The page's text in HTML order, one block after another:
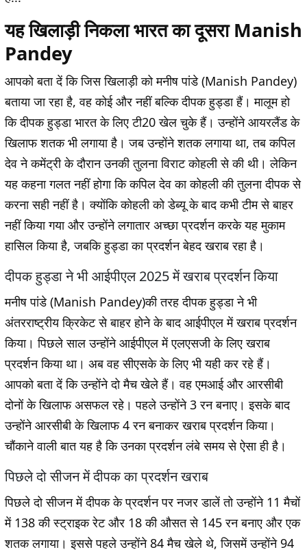
यह खिलाड़ी निकला भारत का दूसरा Manish
Pandey
आपको बता दें कि जिस खिलाड़ी को मनीष पांडे (Manish Pandey)
बताया जा रहा है, वह कोई और नहीं बल्कि दीपक हुड्डा हैं। मालूम हो
कि दीपक हुड्डा भारत के लिए टी20 खेल चुके हैं। उन्होंने आयरलैंड के
खिलाफ शतक भी लगाया है। जब उन्होंने शतक लगाया था, तब कपिल
देव ने कमेंट्री के दौरान उनकी तुलना विराट कोहली से की थी। लेकिन
यह कहना गलत नहीं होगा कि कपिल देव का कोहली की तुलना दीपक से
करना सही नहीं है। क्योंकि कोहली को डेब्यू के बाद कभी टीम से बाहर
नहीं किया गया और उन्होंने लगातार अच्छा प्रदर्शन करके यह मुकाम
हासिल किया है, जबकि हुड्डा का प्रदर्शन बेहद खराब रहा है।
दीपक हुड्डा ने भी आईपीएल 2025 में खराब प्रदर्शन किया
मनीष पांडे (Manish Pandey)की तरह दीपक हुड्डा ने भी
अंतरराष्ट्रीय क्रिकेट से बाहर होने के बाद आईपीएल में खराब प्रदर्शन
किया। पिछले साल उन्होंने आईपीएल में एलएसजी के लिए खराब
प्रदर्शन किया था। अब वह सीएसके के लिए भी यही कर रहे हैं।
आपको बता दें कि उन्होंने दो मैच खेले हैं। वह एमआई और आरसीबी
दोनों के खिलाफ असफल रहे। पहले उन्होंने 3 रन बनाए। इसके बाद
उन्होंने आरसीबी के खिलाफ 4 रन बनाकर खराब प्रदर्शन किया।
चौंकाने वाली बात यह है कि उनका प्रदर्शन लंबे समय से ऐसा ही है।
पिछले दो सीजन में दीपक का प्रदर्शन खराब
पिछले दो सीजन में दीपक के प्रदर्शन पर नजर डालें तो उन्होंने 11 मैचों
में 138 की स्ट्राइक रेट और 18 की औसत से 145 रन बनाए और एक
शतक लगाया। इससे पहले उन्होंने 84 मैच खेले थे, जिसमें उन्होंने 94